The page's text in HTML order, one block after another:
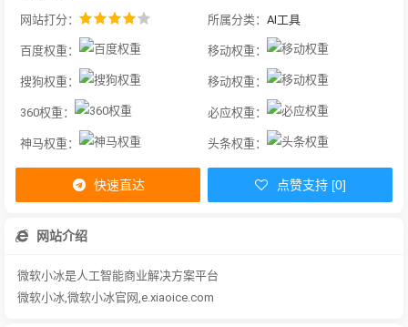
网站打分： 所属分类： AI工具
百度权重： 移动权重：
搜狗权重： 移动权重：
360权重： 必应权重：
神马权重： 头条权重：
快速直达 点赞支持 [0]
网站介绍
微软小冰是人工智能商业解决方案平台
微软小冰,微软小冰官网,e.xiaoice.com